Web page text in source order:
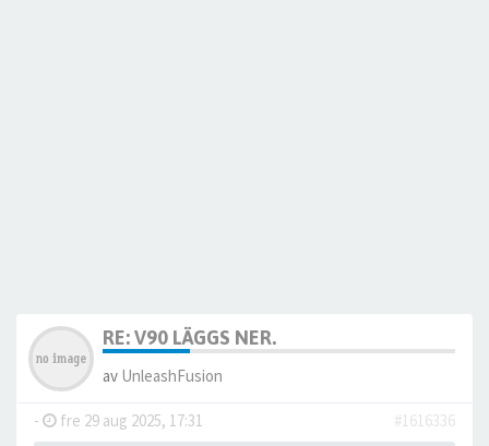
RE: V90 LÄGGS NER.
av UnleashFusion
- fre 29 aug 2025, 17:31
#1616336